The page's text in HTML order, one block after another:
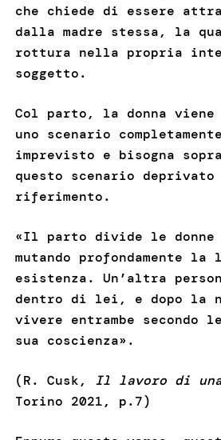
che chiede di essere
dalla madre stessa, la
rottura nella propria
soggetto.
Col parto, la donna viene
uno scenario
imprevisto e bisogna
questo scenario
riferimento.
«Il parto divide le donne
mutando profondamente
esistenza. Un’altra
dentro di lei, e dopo la
vivere entrambe secondo
sua coscienza».
(R. Cusk, Il lavoro di
Torino 2021, p.7)